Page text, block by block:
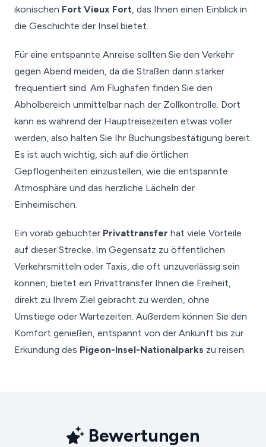
ikonischen Fort Vieux Fort, das Ihnen einen Einblick in
die Geschichte der Insel bietet.
Für eine entspannte Anreise sollten Sie den Verkehr
gegen Abend meiden, da die Straßen dann stärker
frequentiert sind. Am Flughafen finden Sie den
Abholbereich unmittelbar nach der Zollkontrolle. Dort
kann es während der Hauptreisezeiten etwas voller
werden, also halten Sie Ihr Buchungsbestätigung bereit.
Es ist auch wichtig, sich auf die örtlichen
Gepflogenheiten einzustellen, wie die entspannte
Atmosphäre und das herzliche Lächeln der
Einheimischen.
Ein vorab gebuchter Privattransfer hat viele Vorteile
auf dieser Strecke. Im Gegensatz zu öffentlichen
Verkehrsmitteln oder Taxis, die oft unzuverlässig sein
können, bietet ein Privattransfer Ihnen die Freiheit,
direkt zu Ihrem Ziel gebracht zu werden, ohne
Umstiege oder Wartezeiten. Außerdem können Sie den
Komfort genießen, entspannt von der Ankunft bis zur
Erkundung des Pigeon-Insel-Nationalparks zu reisen.
Bewertungen